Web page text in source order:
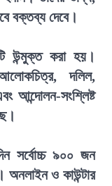
বক্তব্য দেবে।
উন্মুক্ত করা হয়।
দলিল,
আন্দোলন-সংশ্লিষ্ট
সর্বোচ্চ ৯০০ জন
অনলাইন ও কাউন্টার